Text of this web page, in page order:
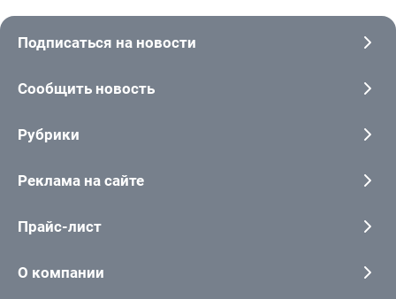
Подписаться на новости
Сообщить новость
Рубрики
Реклама на сайте
Прайс-лист
О компании